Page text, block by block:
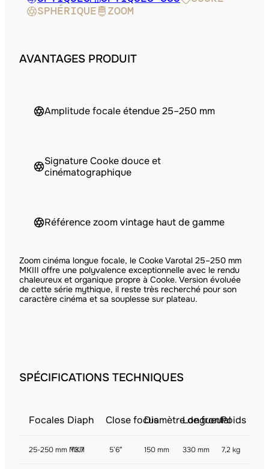
SPHÉRIQUE
ZOOM
AVANTAGES PRODUIT
Amplitude focale étendue 25–250 mm
Signature Cooke douce et
cinématographique
Référence zoom vintage haut de gamme
Zoom cinéma longue focale, le Cooke Varotal 25–250 mm
MKIII offre une polyvalence exceptionnelle avec le rendu
chaleureux et organique propre à Cooke. Version évoluée
de cette série mythique, il reste très recherché pour son
caractère cinéma et sa souplesse sur plateau.
SPÉCIFICATIONS TECHNIQUES
Focales Diaph Close focusDiamètre de frontal
LongueurPoids
25-250 mm MKIII
T3.7 5’6″ 150 mm 330 mm 7,2 kg